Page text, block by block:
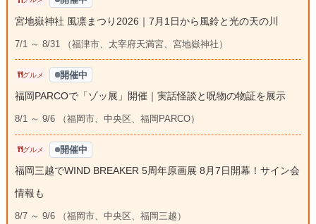
宮地嶽神社 風凛まつり2026｜7月1日から風鈴と光の天の川
7/1 ～ 8/31 （福津市、太宰府天満宮、宮地嶽神社）
グルメ 開催中
福岡PARCOで「ゾッ展」開催｜実話怪談と呪物の物証を展示
8/1 ～ 9/6 （福岡市、中央区、福岡PARCO）
グルメ 開催中
福岡三越でWIND BREAKER 5周年原画展 8月7日開幕！サイン会
情報も
8/7 ～ 9/6 （福岡市、中央区、福岡三越）